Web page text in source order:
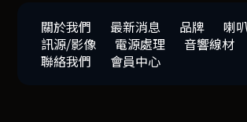
關於我們 最新消息 品牌 喇叭
訊源/影像
電源處理 音響線材
聯絡我們
會員中心